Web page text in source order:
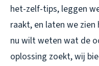
het-zelf-tips, leggen
raakt, en laten we zien
nu wilt weten wat de
oplossing zoekt, wij